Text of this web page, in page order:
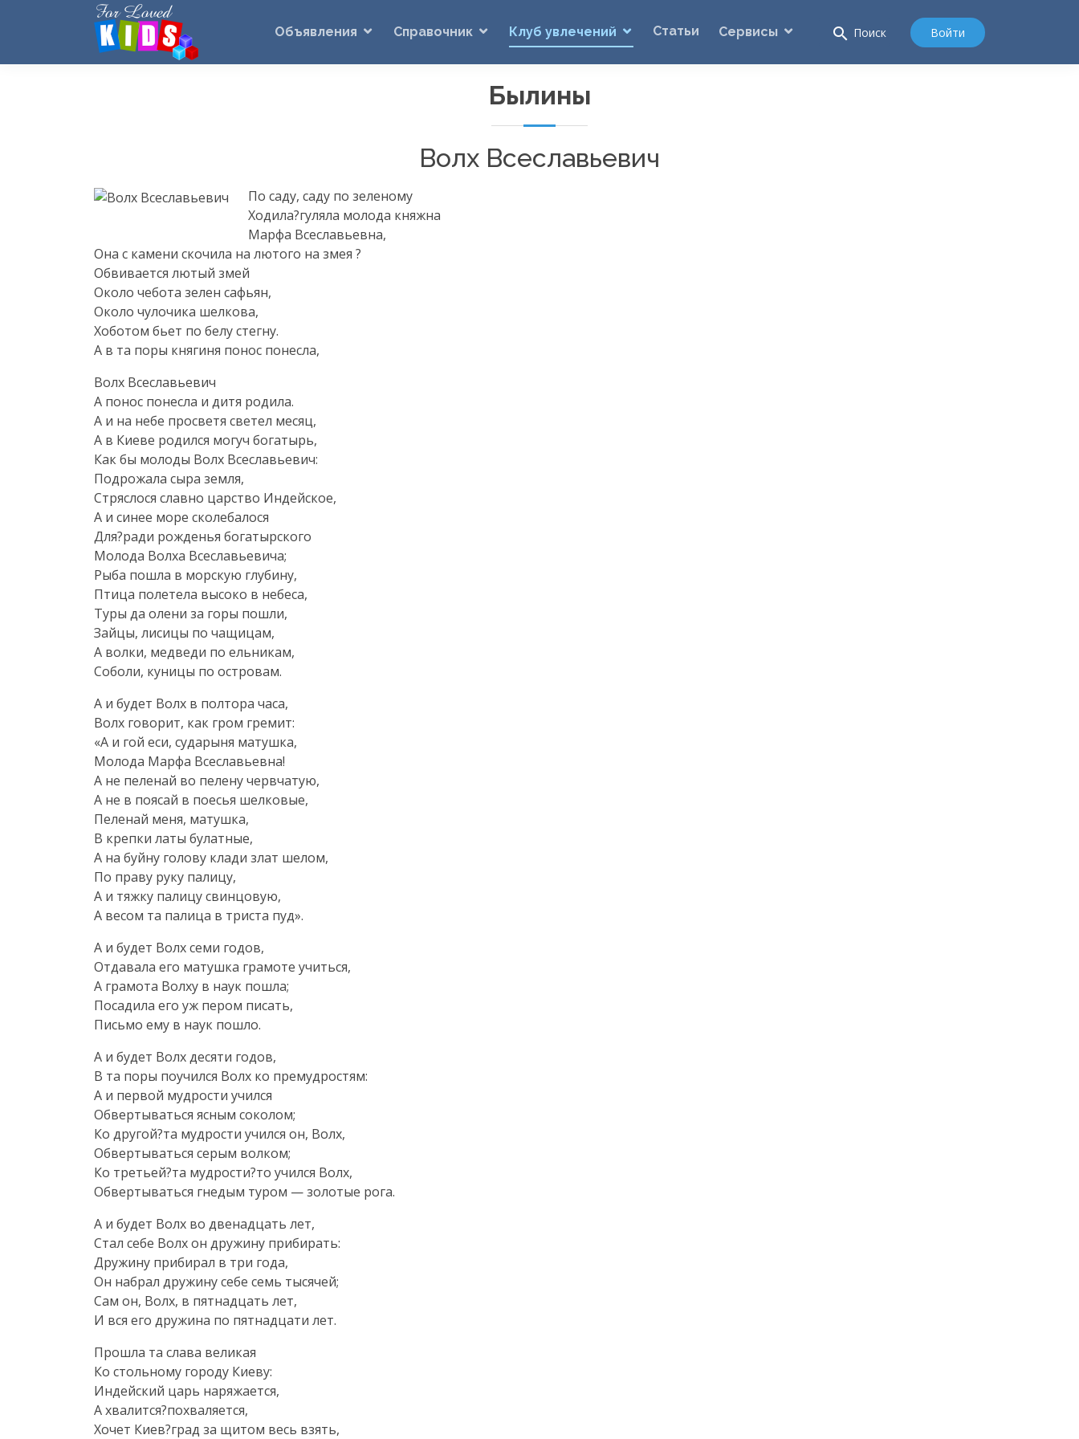
Объявления Справочник Клуб увлечений Статьи Сервисы search Поиск Войти
Былины
Волх Всеславьевич
По саду, саду по зеленому
Ходила?гуляла молода княжна
Марфа Всеславьевна,
Она с камени скочила на лютого на змея ?
Обвивается лютый змей
Около чебота зелен сафьян,
Около чулочика шелкова,
Хоботом бьет по белу стегну.
А в та поры княгиня понос понесла,
Волх Всеславьевич
А понос понесла и дитя родила.
А и на небе просветя светел месяц,
А в Киеве родился могуч богатырь,
Как бы молоды Волх Всеславьевич:
Подрожала сыра земля,
Стряслося славно царство Индейское,
А и синее море сколебалося
Для?ради рожденья богатырского
Молода Волха Всеславьевича;
Рыба пошла в морскую глубину,
Птица полетела высоко в небеса,
Туры да олени за горы пошли,
Зайцы, лисицы по чащицам,
А волки, медведи по ельникам,
Соболи, куницы по островам.
А и будет Волх в полтора часа,
Волх говорит, как гром гремит:
«А и гой еси, сударыня матушка,
Молода Марфа Всеславьевна!
А не пеленай во пелену червчатую,
А не в поясай в поесья шелковые,
Пеленай меня, матушка,
В крепки латы булатные,
А на буйну голову клади злат шелом,
По праву руку палицу,
А и тяжку палицу свинцовую,
А весом та палица в триста пуд».
А и будет Волх семи годов,
Отдавала его матушка грамоте учиться,
А грамота Волху в наук пошла;
Посадила его уж пером писать,
Письмо ему в наук пошло.
А и будет Волх десяти годов,
В та поры поучился Волх ко премудростям:
А и первой мудрости учился
Обвертываться ясным соколом;
Ко другой?та мудрости учился он, Волх,
Обвертываться серым волком;
Ко третьей?та мудрости?то учился Волх,
Обвертываться гнедым туром — золотые рога.
А и будет Волх во двенадцать лет,
Стал себе Волх он дружину прибирать:
Дружину прибирал в три года,
Он набрал дружину себе семь тысячей;
Сам он, Волх, в пятнадцать лет,
И вся его дружина по пятнадцати лет.
Прошла та слава великая
Ко стольному городу Киеву:
Индейский царь наряжается,
А хвалится?похваляется,
Хочет Киев?град за щитом весь взять,